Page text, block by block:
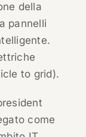
della
pannelli
to grid).
come